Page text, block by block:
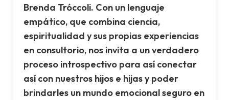
Brenda Tróccoli. Con un lenguaje
empático, que combina ciencia,
espiritualidad y sus propias experiencias
en consultorio, nos invita a un verdadero
proceso introspectivo para así conectar
así con nuestros hijos e hijas y poder
brindarles un mundo emocional seguro en